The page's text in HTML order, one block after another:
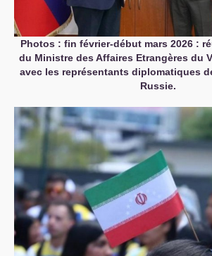
Photos : fin février-début mars 2026 :
du Ministre des Affaires Etrangères du
avec les représentants diplomatiques
Russie.